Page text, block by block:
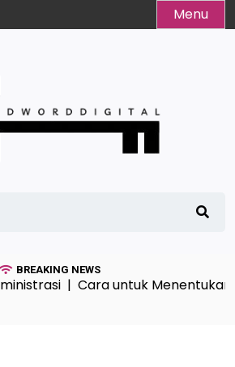
Menu
BREAKING NEWS
| Cara untuk Menentukan